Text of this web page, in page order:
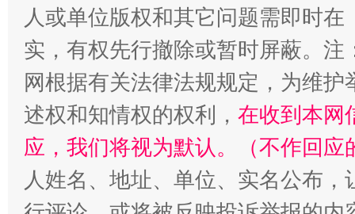
扯下公款旅游的“隐身衣” 如何以
人或单位版权和其它问题需即时在
实，有权先行撤除或暂时屏蔽。
网根据有关法律法规规定，为维
述权和知情权的权利， 在收到本网
应，我们将视为默认。（不作回应
人姓名、地址、单位、实名公布